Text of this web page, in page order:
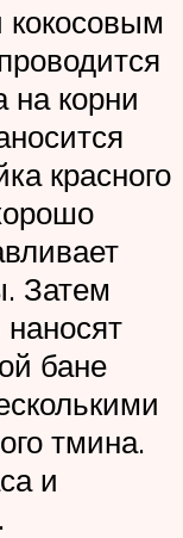
кокосовым
на корни
красного
Затем
бане
тмина.
и